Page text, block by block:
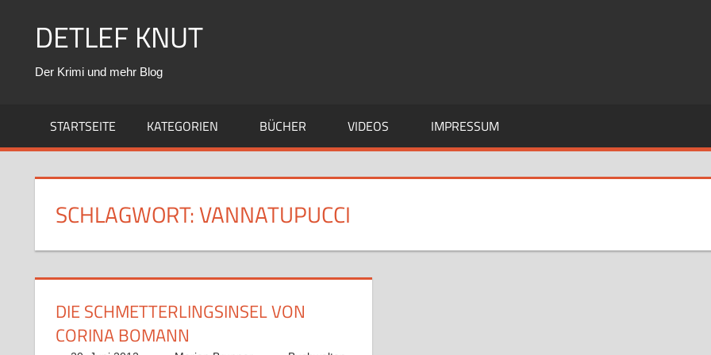
DETLEF KNUT
Der Krimi und mehr Blog
STARTSEITE KATEGORIEN BÜCHER VIDEOS IMPRESSUM
SCHLAGWORT:VANNATUPUCCI
DIE SCHMETTERLINGSINSEL VON
CORINA BOMANN